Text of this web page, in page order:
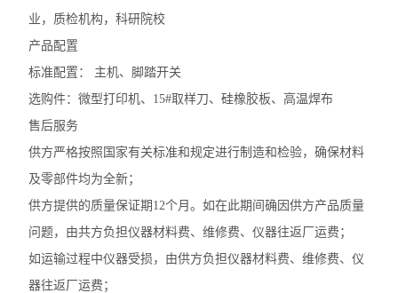
业，质检机构，科研院校
产品配置
标准配置：
主机、脚踏开关
选购件：微型打印机、 15#取样刀、硅橡胶板、高温焊布
售后服务
供方严格按照国家有关标准和规定进行制造和检验，确保材料
及零部件均为全新；
供方提供的质量保证期 12个月。如在此期间确因供方产品质量
问题，由共方负担仪器材料费、维修费、仪器往返厂运费；
如运输过程中仪器受损，由供方负担仪器材料费、维修费、仪
器往返厂运费；